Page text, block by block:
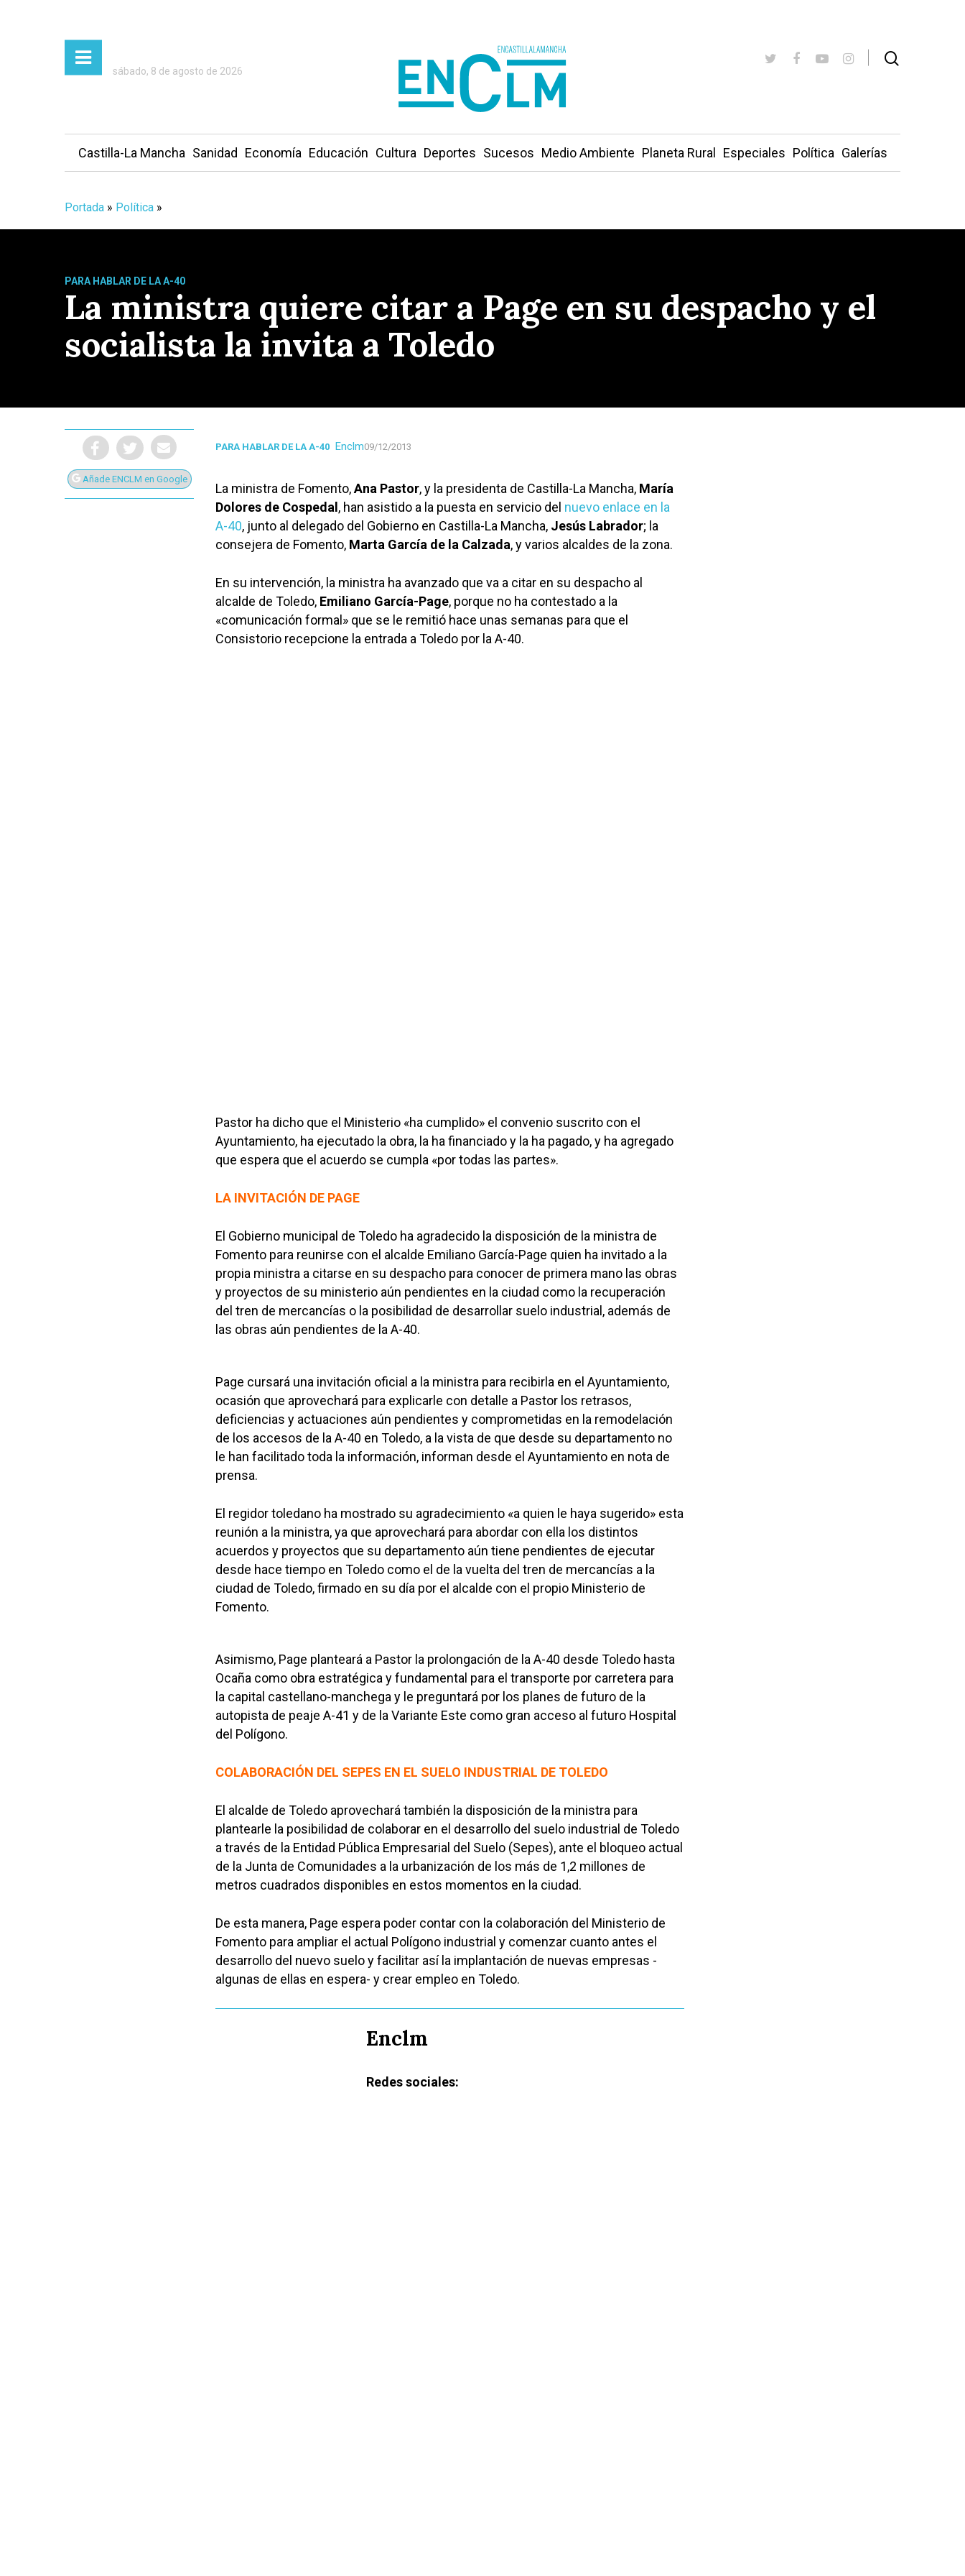
Presiona Intro para buscar o ESC para cerrar
sábado, 8 de agosto de 2026
Castilla-La Mancha Sanidad Economía Educación Cultura Deportes Sucesos Medio Ambiente Planeta Rural Especiales Política Galerías
Portada » Política »
PARA HABLAR DE LA A-40
La ministra quiere citar a Page en su despacho y el
socialista la invita a Toledo
Añade ENCLM en Google
PARA HABLAR DE LA A-40 Enclm09/12/2013
La ministra de Fomento,Ana Pastor, y la presidenta de Castilla-La Mancha, María
Dolores de Cospedal , han asistido a la puesta en servicio del nuevo enlace en la
A-40, junto al delegado del Gobierno en Castilla-La Mancha, Jesús Labrador; la
consejera de Fomento, Marta García de la Calzada, y varios alcaldes de la zona.
En su intervención, la ministra ha avanzado que va a citar en su despacho al
alcalde de Toledo, Emiliano García-Page, porque no ha contestado a la
«comunicación formal» que se le remitió hace unas semanas para que el
Consistorio recepcione la entrada a Toledo por la A-40.
Pastor ha dicho que el Ministerio «ha cumplido» el convenio suscrito con el
Ayuntamiento, ha ejecutado la obra, la ha financiado y la ha pagado, y ha agregado
que espera que el acuerdo se cumpla «por todas las partes».
LA INVITACIÓN DE PAGE
El Gobierno municipal de Toledo ha agradecido la disposición de la ministra de
Fomento para reunirse con el alcalde Emiliano García-Page quien ha invitado a la
propia ministra a citarse en su despacho para conocer de primera mano las obras
y proyectos de su ministerio aún pendientes en la ciudad como la recuperación
del tren de mercancías o la posibilidad de desarrollar suelo industrial, además de
las obras aún pendientes de la A-40.
Page cursará una invitación oficial a la ministra para recibirla en el Ayuntamiento,
ocasión que aprovechará para explicarle con detalle a Pastor los retrasos,
deficiencias y actuaciones aún pendientes y comprometidas en la remodelación
de los accesos de la A-40 en Toledo, a la vista de que desde su departamento no
le han facilitado toda la información, informan desde el Ayuntamiento en nota de
prensa.
El regidor toledano ha mostrado su agradecimiento «a quien le haya sugerido» esta
reunión a la ministra, ya que aprovechará para abordar con ella los distintos
acuerdos y proyectos que su departamento aún tiene pendientes de ejecutar
desde hace tiempo en Toledo como el de la vuelta del tren de mercancías a la
ciudad de Toledo, firmado en su día por el alcalde con el propio Ministerio de
Fomento.
Asimismo, Page planteará a Pastor la prolongación de la A-40 desde Toledo hasta
Ocaña como obra estratégica y fundamental para el transporte por carretera para
la capital castellano-manchega y le preguntará por los planes de futuro de la
autopista de peaje A-41 y de la Variante Este como gran acceso al futuro Hospital
del Polígono.
COLABORACIÓN DEL SEPES EN EL SUELO INDUSTRIAL DE TOLEDO
El alcalde de Toledo aprovechará también la disposición de la ministra para
plantearle la posibilidad de colaborar en el desarrollo del suelo industrial de Toledo
a través de la Entidad Pública Empresarial del Suelo (Sepes), ante el bloqueo actual
de la Junta de Comunidades a la urbanización de los más de 1,2 millones de
metros cuadrados disponibles en estos momentos en la ciudad.
De esta manera, Page espera poder contar con la colaboración del Ministerio de
Fomento para ampliar el actual Polígono industrial y comenzar cuanto antes el
desarrollo del nuevo suelo y facilitar así la implantación de nuevas empresas -
algunas de ellas en espera- y crear empleo en Toledo.
Enclm
Redes sociales: